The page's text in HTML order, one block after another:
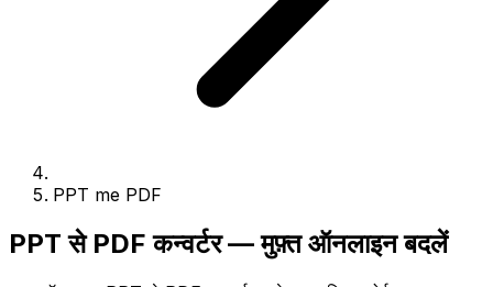
PPT me PDF
PPT से PDF कन्वर्टर — मुफ़्त ऑनलाइन बदलें